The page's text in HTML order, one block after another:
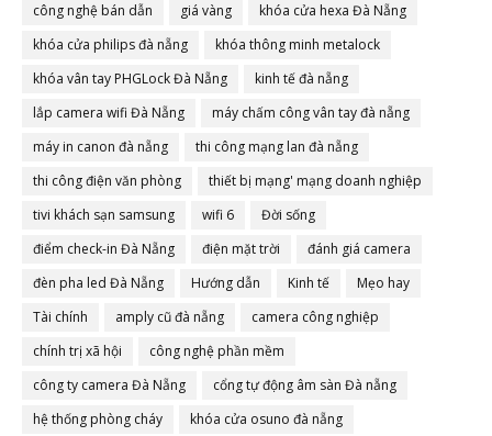
công nghệ bán dẫn
giá vàng
khóa cửa hexa Đà Nẵng
khóa cửa philips đà nẵng
khóa thông minh metalock
khóa vân tay PHGLock Đà Nẵng
kinh tế đà nẵng
lắp camera wifi Đà Nẵng
máy chấm công vân tay đà nẵng
máy in canon đà nẵng
thi công mạng lan đà nẵng
thi công điện văn phòng
thiết bị mạng' mạng doanh nghiệp
tivi khách sạn samsung
wifi 6
Đời sống
điểm check-in Đà Nẵng
điện mặt trời
đánh giá camera
đèn pha led Đà Nẵng
Hướng dẫn Kinh tế
Mẹo hay
Tài chính
amply cũ đà nẵng
camera công nghiệp
chính trị xã hội
công nghệ phần mềm
công ty camera Đà Nẵng
cổng tự động âm sàn Đà nẵng
hệ thống phòng cháy
khóa cửa osuno đà nẵng